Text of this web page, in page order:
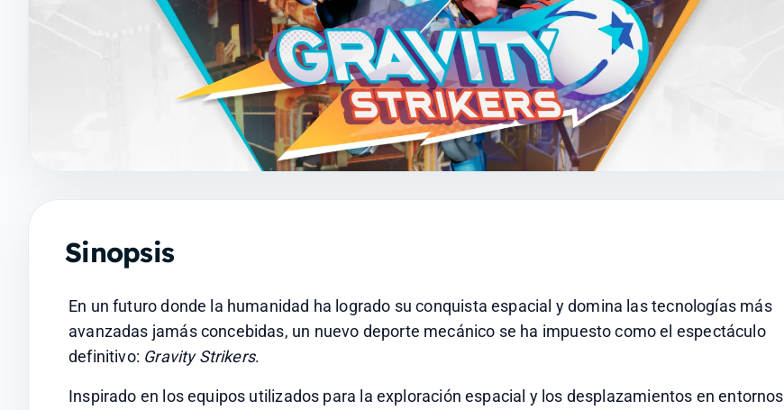
Sinopsis
En un futuro donde la humanidad ha logrado su conquista espacial y domina las tecnologías más
avanzadas jamás concebidas, un nuevo deporte mecánico se ha impuesto como el espectáculo
definitivo: Gravity Strikers.
Inspirado en los equipos utilizados para la exploración espacial y los desplazamientos en entornos